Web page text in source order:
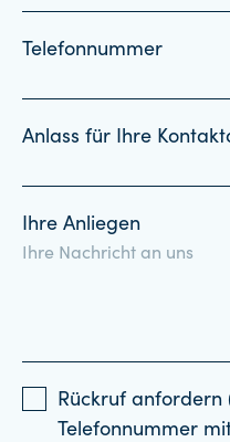
Telefonnummer
Anlass für Ihre
Ihre Anliegen
Rückruf anfordern
Telefonnummer